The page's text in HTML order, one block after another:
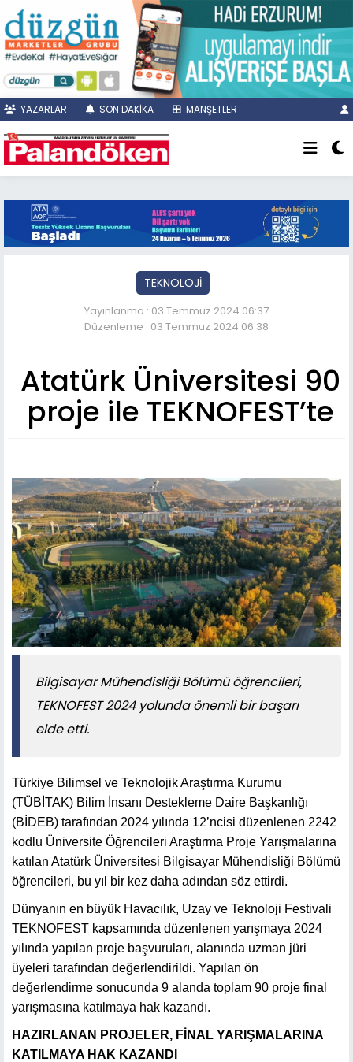
YAZARLAR SON DAKİKA MANŞETLER
TEKNOLOJİ
Yayınlanma : 03 Temmuz 2024 06:37
Düzenleme : 03 Temmuz 2024 06:38
Atatürk Üniversitesi 90
proje ile TEKNOFEST’te
Bilgisayar Mühendisliği Bölümü öğrencileri,
TEKNOFEST 2024 yolunda önemli bir başarı
elde etti.
Türkiye Bilimsel ve Teknolojik Araştırma Kurumu
(TÜBİTAK) Bilim İnsanı Destekleme Daire Başkanlığı
(BİDEB) tarafından 2024 yılında 12’ncisi düzenlenen 2242
kodlu Üniversite Öğrencileri Araştırma Proje Yarışmalarına
katılan Atatürk Üniversitesi Bilgisayar Mühendisliği Bölümü
öğrencileri, bu yıl bir kez daha adından söz ettirdi.
Dünyanın en büyük Havacılık, Uzay ve Teknoloji Festivali
TEKNOFEST kapsamında düzenlenen yarışmaya 2024
yılında yapılan proje başvuruları, alanında uzman jüri
üyeleri tarafından değerlendirildi. Yapılan ön
değerlendirme sonucunda 9 alanda toplam 90 proje final
yarışmasına katılmaya hak kazandı.
HAZIRLANAN PROJELER, FİNAL YARIŞMALARINA
KATILMAYA HAK KAZANDI